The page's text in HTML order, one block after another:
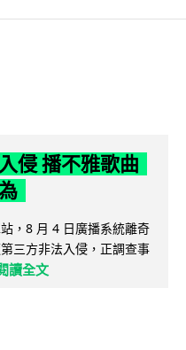
侵 播不雅歌曲
，8 月 4 日廣播系統離奇
三方非法入侵，正調查事
讀全文